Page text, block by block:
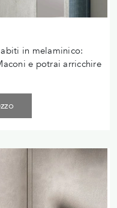
in melaminico:
e potrai arricchire